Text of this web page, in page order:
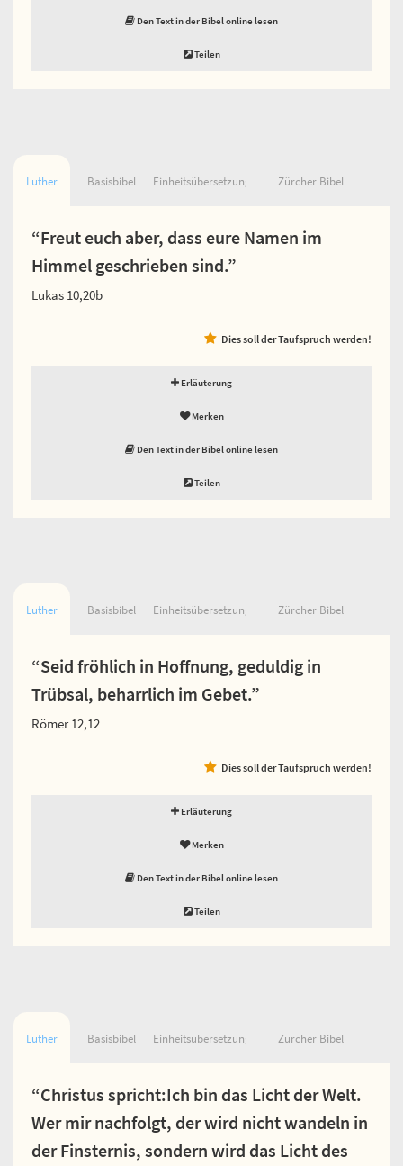
Den Text in der Bibel online lesen
Teilen
Luther Basisbibel Einheitsübersetzung Zürcher Bibel
“Freut euch aber, dass eure Namen im
Himmel geschrieben sind.”
Lukas 10,20b
Dies soll der Taufspruch werden!
Erläuterung
Merken
Den Text in der Bibel online lesen
Teilen
Luther Basisbibel Einheitsübersetzung Zürcher Bibel
“Seid fröhlich in Hoffnung, geduldig in
Trübsal, beharrlich im Gebet.”
Römer 12,12
Dies soll der Taufspruch werden!
Erläuterung
Merken
Den Text in der Bibel online lesen
Teilen
Luther Basisbibel Einheitsübersetzung Zürcher Bibel
“Christus spricht:Ich bin das Licht der Welt.
Wer mir nachfolgt, der wird nicht wandeln in
der Finsternis, sondern wird das Licht des